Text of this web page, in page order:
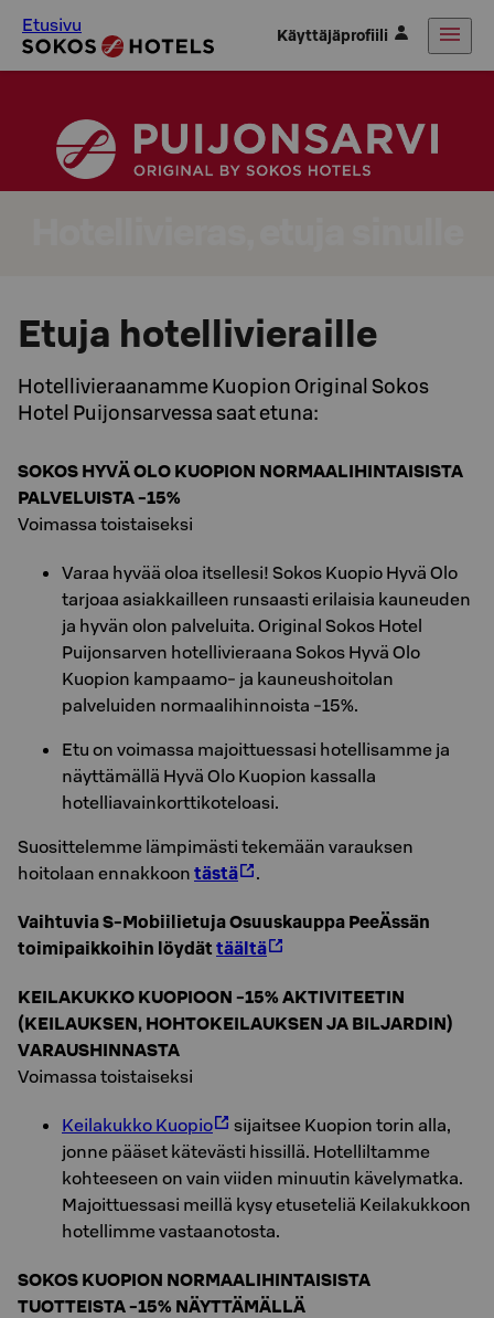
Etusivu Käyttäjäprofiili
Etuja hotellivieraille
Hotellivieraanamme Kuopion Original Sokos
Hotel Puijonsarvessa saat etuna:
SOKOS HYVÄ OLO KUOPION NORMAALIHINTAISISTA
PALVELUISTA -15%
Voimassa toistaiseksi
Varaa hyvää oloa itsellesi! Sokos Kuopio Hyvä Olo
tarjoaa asiakkailleen runsaasti erilaisia kauneuden
ja hyvän olon palveluita. Original Sokos Hotel
Puijonsarven hotellivieraana Sokos Hyvä Olo
Kuopion kampaamo- ja kauneushoitolan
palveluiden normaalihinnoista -15%.
Etu on voimassa majoittuessasi hotellisamme ja
näyttämällä Hyvä Olo Kuopion kassalla
hotelliavainkorttikoteloasi.
Suosittelemme lämpimästi tekemään varauksen
hoitolaan ennakkoon tästä .
Vaihtuvia S-Mobiilietuja Osuuskauppa PeeÄssän
toimipaikkoihin löydät täältä
KEILAKUKKO KUOPIOON -15% AKTIVITEETIN
(KEILAUKSEN, HOHTOKEILAUKSEN JA BILJARDIN)
VARAUSHINNASTA
Voimassa toistaiseksi
Keilakukko Kuopio
sijaitsee Kuopion torin alla,
jonne pääset kätevästi hissillä. Hotelliltamme
kohteeseen on vain viiden minuutin kävelymatka.
Majoittuessasi meillä kysy etuseteliä Keilakukkoon
hotellimme vastaanotosta.
SOKOS KUOPION NORMAALIHINTAISISTA
TUOTTEISTA -15% NÄYTTÄMÄLLÄ